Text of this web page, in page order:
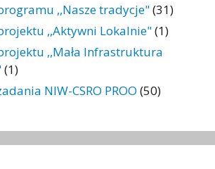
,,Nasze tradycje"(31)
,,Aktywni Lokalnie"(1)
,,Mała Infrastruktura
(1)
NIW-CSRO PROO (50)